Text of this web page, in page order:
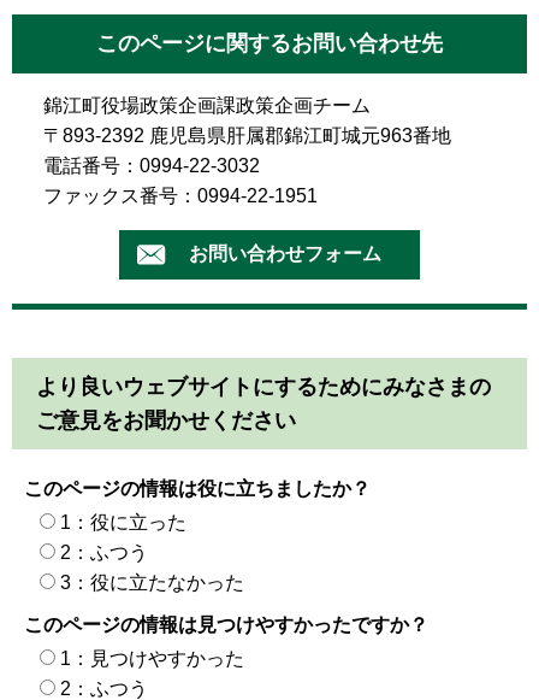
このページに関するお問い合わせ先
錦江町役場政策企画課政策企画チーム
〒893-2392 鹿児島県肝属郡錦江町城元963番地
電話番号：0994-22-3032
ファックス番号：0994-22-1951
より良いウェブサイトにするためにみなさまの
ご意見をお聞かせください
このページの情報は役に立ちましたか？
1：役に立った
2：ふつう
3：役に立たなかった
このページの情報は見つけやすかったですか？
1：見つけやすかった
2：ふつう